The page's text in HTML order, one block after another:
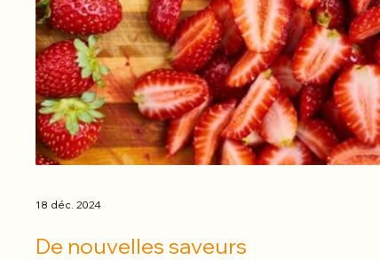
De nouvelles saveurs
18 déc. 2024